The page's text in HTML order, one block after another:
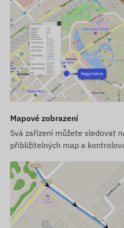
spojení se satelitními
sítěmi mobilních operátorů.
přenos dat a komunikaci s
nebo se sledovacím
sběrným a
komunikuje přes sítě
vložené (vyměnitelné) SIM
Provozní region
Zařízení je kompatibilní s
následujících regionech:
2G: Svět
Možnosti nákupu
Pokud zakoupíte pouze
Mapové zobrazení
Svá zařízení můžete sledovat
přibližitelných map a